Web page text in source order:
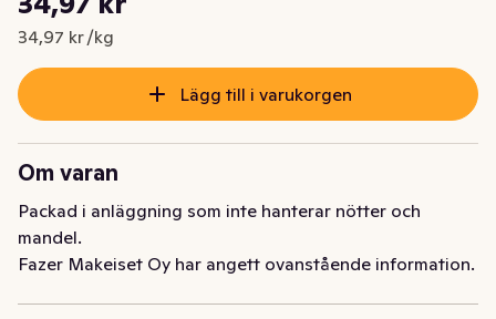
Nuvarande pris är: 34,97 kr
34,97 kr /kg
Lägg till i varukorgen
Om varan
Packad i anläggning som inte hanterar nötter och
mandel.
Fazer Makeiset Oy har angett ovanstående information.